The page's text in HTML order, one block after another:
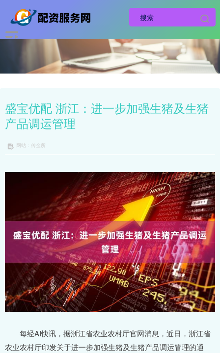
盛宝优配 浙江：进一步加强生猪及生猪
产品调运管理
网站：传金所
每经AI快讯，据浙江省农业农村厅官网消息，近日，浙江省
农业农村厅印发关于进一步加强生猪及生猪产品调运管理的通